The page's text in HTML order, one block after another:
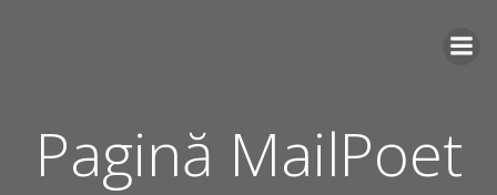
Pagină MailPoet